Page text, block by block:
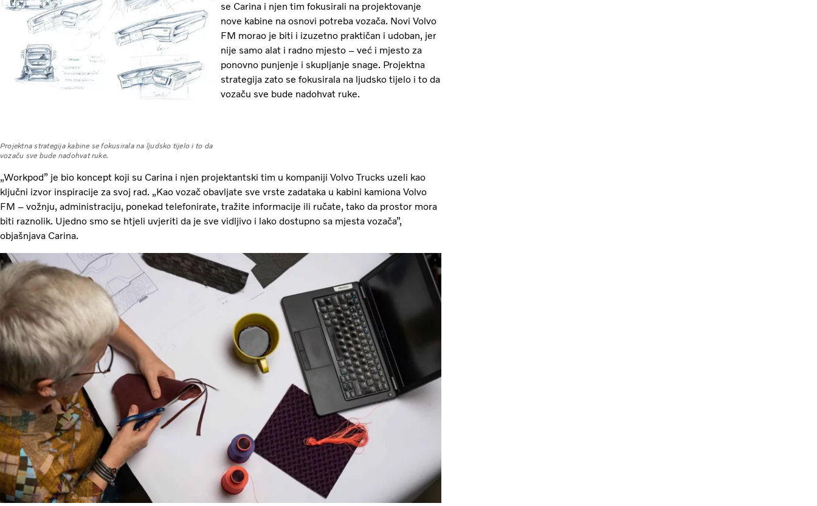
Projektna strategija kabine se fokusirala na ljudsko tijelo i to da
vozaču sve bude nadohvat ruke.
se Carina i njen tim fokusirali na projektovanje
nove kabine na osnovi potreba vozača. Novi Volvo
FM morao je biti i izuzetno praktičan i udoban, jer
nije samo alat i radno mjesto – već i mjesto za
ponovno punjenje i skupljanje snage. Projektna
strategija zato se fokusirala na ljudsko tijelo i to da
vozaču sve bude nadohvat ruke.
„Workpod” je bio koncept koji su Carina i njen projektantski tim u kompaniji Volvo Trucks uzeli kao
ključni izvor inspiracije za svoj rad. „Kao vozač obavljate sve vrste zadataka u kabini kamiona Volvo
FM – vožnju, administraciju, ponekad telefonirate, tražite informacije ili ručate, tako da prostor mora
biti raznolik. Ujedno smo se htjeli uvjeriti da je sve vidljivo i lako dostupno sa mjesta vozača”,
objašnjava Carina.